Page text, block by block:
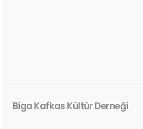
Biga Kafkas Kültür Derneği